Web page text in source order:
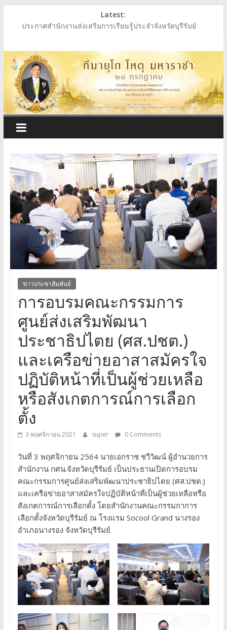
Latest:
ประกาศสำนักงานส่งเสริมการเรียนรู้ประจำจังหวัดบุรีรัมย์
ประกาศผู้ชนะการเสนอราคา ประกวดราคาซื้อหนังสือเรียนฯ
ประกาศสำนักงานส่งเสริมการเรียนรู้ประจำจังหวัดบุรีรัมย์
สำนักงาน
ส่ง
เสริม
การ
เรียน
รู้
ประจำ
จังหวัด
บุรีรัมย์
ข่าวประชาสัมพันธ์
การอบรมคณะกรรมการ
ศูนย์ส่งเสริมพัฒนา
ประชาธิปไตย (ศส.ปชต.)
และเครือข่ายอาสาสมัครใจ
ปฏิบัติหน้าที่เป็นผู้ช่วยเหลือ
หรือสังเกตการณ์การเลือก
ตั้ง
3 พฤศจิกายน 2021 super 0 Comments
วันที่ 3 พฤศจิกายน 2564 นายเอกราช ชวีวัฒน์ ผู้อำนวยการ
สำนักงาน กศน.จังหวัดบุรีรัมย์ เป็นประธานเปิดการอบรม
คณะกรรมการศูนย์ส่งเสริมพัฒนาประชาธิปไตย (ศส.ปชต.)
และเครือข่ายอาสาสมัครใจปฏิบัติหน้าที่เป็นผู้ช่วยเหลือหรือ
สังเกตการณ์การเลือกตั้ง โดยสำนักงานคณะกรรมกาการ
เลือกตั้งจังหวัดบุรีรัมย์ ณ โรงแรม Socool Grand นางรอง
อำเภอนางรอง จังหวัดบุรีรัมย์